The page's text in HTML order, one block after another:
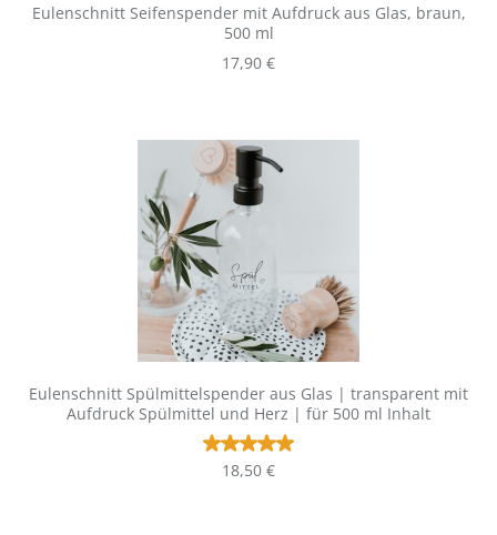
Eulenschnitt Seifenspender mit Aufdruck aus Glas, braun,
500 ml
Regulärer Preis:
17,90 €
Eulenschnitt Spülmittelspender aus Glas | transparent mit
Aufdruck Spülmittel und Herz | für 500 ml Inhalt
Durchschnittliche Bewertung
Regulärer Preis:
18,50 €